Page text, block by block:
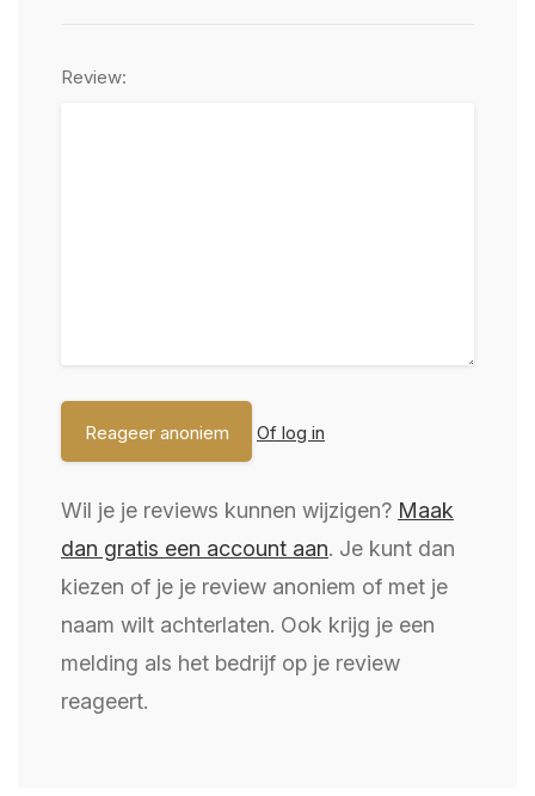
Review:
Of log in
Wil je je reviews kunnen wijzigen? Maak
dan gratis een account aan. Je kunt dan
kiezen of je je review anoniem of met je
naam wilt achterlaten. Ook krijg je een
melding als het bedrijf op je review
reageert.